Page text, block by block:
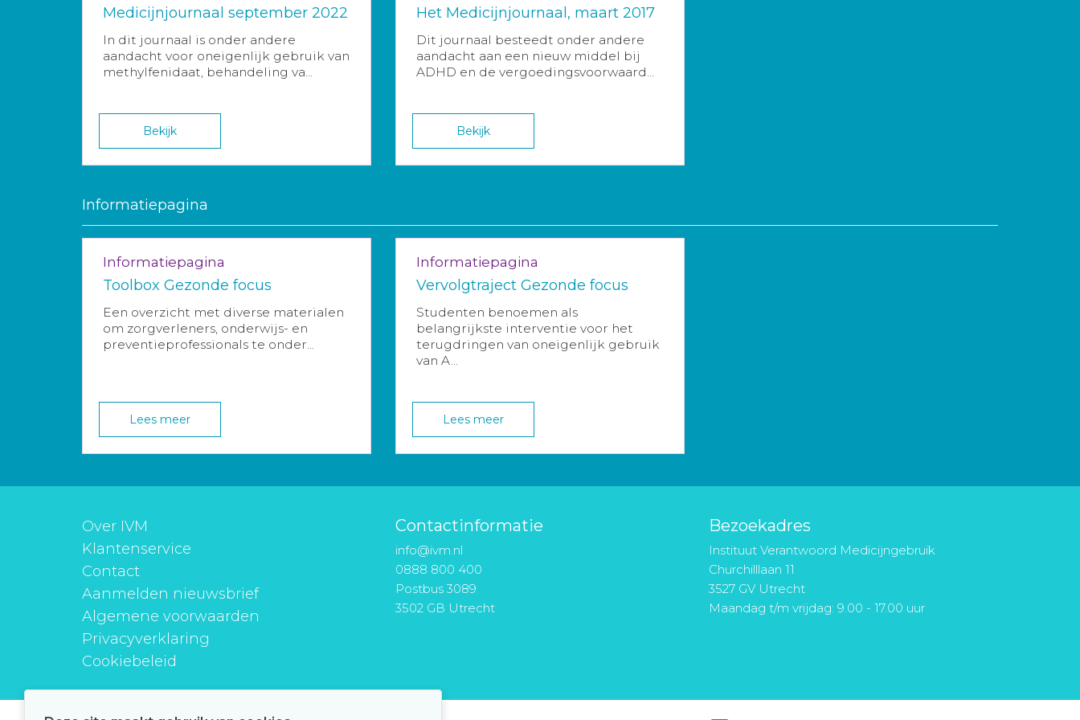
Medicijnjournaal september 2022
In dit journaal is onder andere
aandacht voor oneigenlijk gebruik van
methylfenidaat, behandeling va...
Bekijk
Het Medicijnjournaal, maart 2017
Dit journaal besteedt onder andere
aandacht aan een nieuw middel bij
ADHD en de vergoedingsvoorwaard...
Bekijk
Informatiepagina
Informatiepagina
Toolbox Gezonde focus
Een overzicht met diverse materialen
om zorgverleners, onderwijs- en
preventieprofessionals te onder...
Lees meer
Informatiepagina
Vervolgtraject Gezonde focus
Studenten benoemen als
belangrijkste interventie voor het
terugdringen van oneigenlijk gebruik
van A...
Lees meer
Over IVM
Klantenservice
Contact
Aanmelden nieuwsbrief
Algemene voorwaarden
Privacyverklaring
Cookiebeleid
Contactinformatie
info@ivm.nl
0888 800 400
Postbus 3089
3502 GB Utrecht
Bezoekadres
Instituut Verantwoord Medicijngebruik
Churchilllaan 11
3527 GV Utrecht
Maandag t/m vrijdag: 9.00 - 17.00 uur